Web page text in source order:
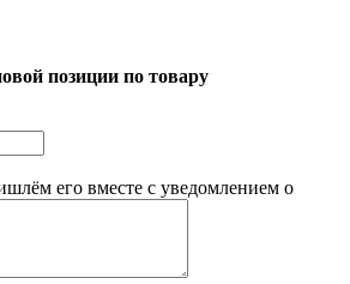
позиции по товару
его вместе с уведомлением о